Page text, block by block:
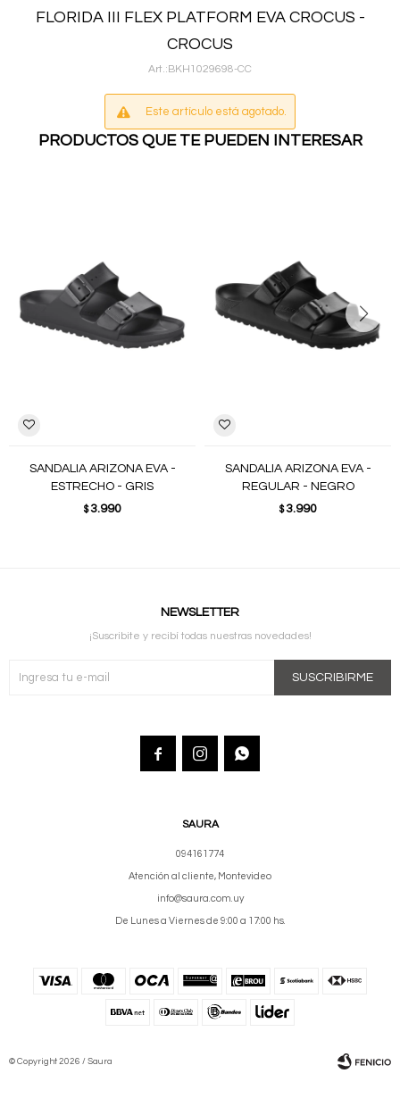
FLORIDA III FLEX PLATFORM EVA CROCUS -
CROCUS
BKH1029698-CC
Este artículo está agotado.
PRODUCTOS QUE TE PUEDEN INTERESAR
SANDALIA ARIZONA EVA -
ESTRECHO - GRIS
$ 3.990
SANDALIA ARIZONA EVA -
REGULAR - NEGRO
$ 3.990
SAURA
094161774
Atención al cliente, Montevideo
info@saura.com.uy
De Lunes a Viernes de 9:00 a 17:00 hs.
NEWSLETTER
¡Suscribite y recibí todas nuestras novedades!
SUSCRIBIRME
  
© Copyright 2026 / Saura